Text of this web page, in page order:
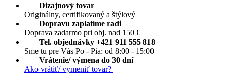
Dizajnový tovar
Originálny, certifikovaný a štýlový
Dopravu zaplatíme radi
Doprava zadarmo pri obj. nad 150 €
Tel. objednávky +421 911 555 818
Sme tu pre Vás Po - Pia: od 8:00 - 15:00
Vrátenie/ výmena do 30 dní
Ako vrátiť/ vymeniť tovar?